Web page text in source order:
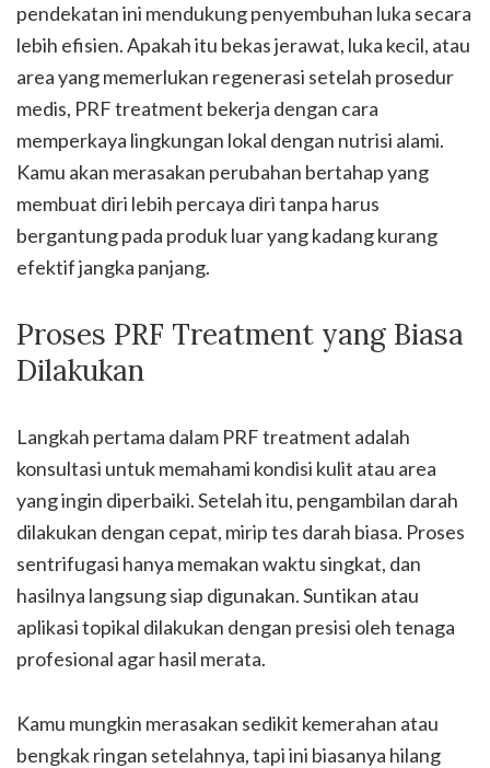
pendekatan ini mendukung penyembuhan luka secara
lebih efisien. Apakah itu bekas jerawat, luka kecil, atau
area yang memerlukan regenerasi setelah prosedur
medis, PRF treatment bekerja dengan cara
memperkaya lingkungan lokal dengan nutrisi alami.
Kamu akan merasakan perubahan bertahap yang
membuat diri lebih percaya diri tanpa harus
bergantung pada produk luar yang kadang kurang
efektif jangka panjang.
Proses PRF Treatment yang Biasa
Dilakukan
Langkah pertama dalam PRF treatment adalah
konsultasi untuk memahami kondisi kulit atau area
yang ingin diperbaiki. Setelah itu, pengambilan darah
dilakukan dengan cepat, mirip tes darah biasa. Proses
sentrifugasi hanya memakan waktu singkat, dan
hasilnya langsung siap digunakan. Suntikan atau
aplikasi topikal dilakukan dengan presisi oleh tenaga
profesional agar hasil merata.
Kamu mungkin merasakan sedikit kemerahan atau
bengkak ringan setelahnya, tapi ini biasanya hilang